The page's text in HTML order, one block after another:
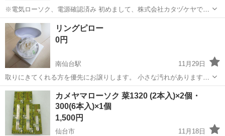
※電気ローソク、電源確認済み 初めまして、株式会社カタヅケヤで
す。 この度は商品のご検討頂き、誠にありがとうございます。 ⚠️お問
い合わせ前にプロフィール欄・下記文章を確認して頂きますようお願
い致します お取引可能時...
宮城 仙台市 冠婚葬祭
リングピロー
0円
南仙台駅
11月29日
取りにきてくれる方を優先にお譲りします。 小さな汚れがあります
が、気になさらない方。
宮城 名取市 南仙台駅 冠婚葬祭 リングピロー
カメヤマローソク 菜1320 (2本入)×2個・
300(6本入)×1個
1,500円
仙台市
11月18日